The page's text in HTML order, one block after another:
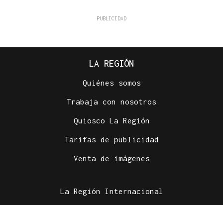
LA REGIÓN
Quiénes somos
Trabaja con nosotros
Quiosco La Región
Tarifas de publicidad
Venta de imágenes
La Región Internacional